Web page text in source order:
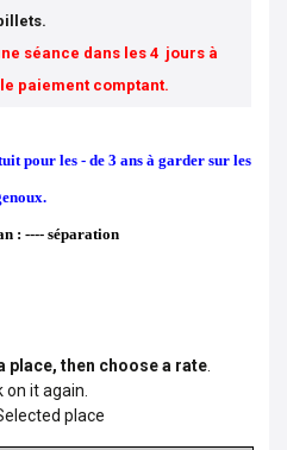
séance dans les 4 jours à
paiement comptant.
pour les - de 3 ans à garder sur les
: ---- séparation
place, then choose a rate.
on it again.
place